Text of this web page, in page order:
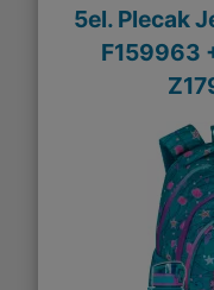
5el. Plecak
F159963